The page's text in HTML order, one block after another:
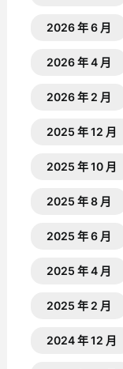
2026 年 6 月
2026 年 4 月
2026 年 2 月
2025 年 12 月
2025 年 10 月
2025 年 8 月
2025 年 6 月
2025 年 4 月
2025 年 2 月
2024 年 12 月